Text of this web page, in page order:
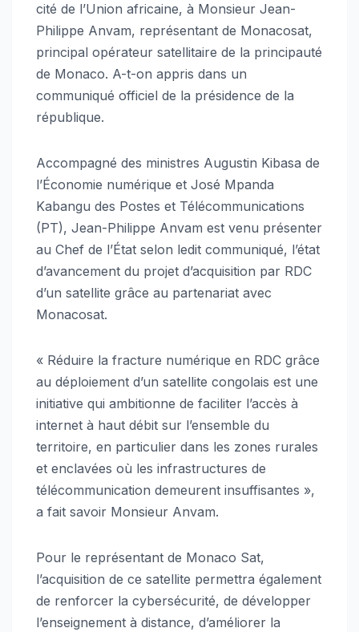
cité de l’Union africaine, à Monsieur Jean-
Philippe Anvam, représentant de Monacosat,
principal opérateur satellitaire de la principauté
de Monaco. A-t-on appris dans un
communiqué officiel de la présidence de la
république.
Accompagné des ministres Augustin Kibasa de
l’Économie numérique et José Mpanda
Kabangu des Postes et Télécommunications
(PT), Jean-Philippe Anvam est venu présenter
au Chef de l’État selon ledit communiqué, l’état
d’avancement du projet d’acquisition par RDC
d’un satellite grâce au partenariat avec
Monacosat.
« Réduire la fracture numérique en RDC grâce
au déploiement d’un satellite congolais est une
initiative qui ambitionne de faciliter l’accès à
internet à haut débit sur l’ensemble du
territoire, en particulier dans les zones rurales
et enclavées où les infrastructures de
télécommunication demeurent insuffisantes »,
a fait savoir Monsieur Anvam.
Pour le représentant de Monaco Sat,
l’acquisition de ce satellite permettra également
de renforcer la cybersécurité, de développer
l’enseignement à distance, d’améliorer la